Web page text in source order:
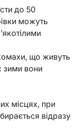
до 50
можуть
що живуть
зими вони
місцях, при
відразу